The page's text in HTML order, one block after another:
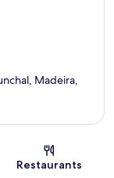
Madeira,
Restaurants